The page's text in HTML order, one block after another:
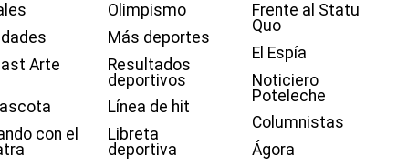
Arte
con el
Olimpismo
Más deportes
Resultados
deportivos
Línea de hit
Libreta
deportiva
Frente al Statu
Quo
El Espía
Noticiero
Poteleche
Columnistas
Ágora